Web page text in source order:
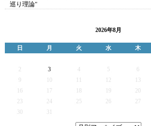
巡り理論"
2026年8月
日 月 火 水 木
2
3 4 5 6
9
12 13
16
17 19 20
23
24 25 26 27
30
31